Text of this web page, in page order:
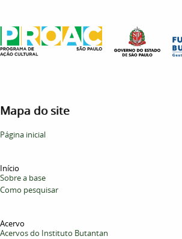
Mapa do site
Página inicial
Início
Sobre a base
Como pesquisar
Acervo
Acervos do Instituto Butantan